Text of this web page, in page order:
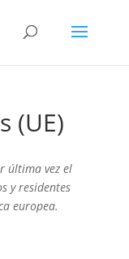
(UE)
última vez el
y residentes
europea.